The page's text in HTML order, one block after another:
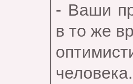
- Ваши
в то же